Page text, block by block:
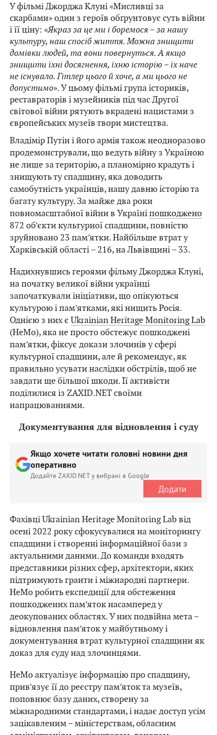
У фільмі Джорджа Клуні «Мисливці за
скарбами» один з героїв обґрунтовує суть війни
і її ціну: «Якраз за це ми і боремося – за нашу
культуру, наш спосіб життя. Можна знищити
домівки людей, та вони повернуться. А якщо
знищити їхні досягнення, їхню історію – їх наче
не існувало. Гітлер цього й хоче, а ми цього не
допустимо». У цьому фільмі група істориків,
реставраторів і музейників під час Другої
світової війни рятують вкрадені нацистами з
європейських музеїв твори мистецтва.
Владімір Путін і його армія також неодноразово
продемонстрували, що ведуть війну з Україною
не лише за територію, а планомірно крадуть і
знищують ту спадщину, яка доводить
самобутність українців, нашу давню історію та
багату культуру. За майже два роки
повномасштабної війни в Україніпошкоджено
872 об’єкти культурної спадщини, повністю
зруйновано 23 пам’ятки. Найбільше втрат у
Харківській області – 216, на Львівщині – 33.
Надихнувшись героями фільму Джорджа Клуні,
на початку великої війни українці
започаткували ініціативи, що опікуються
культурою і пам’ятками, які нищить Росія.
Однією з них є Ukrainian Heritage Monitoring Lab
(HeMo), яка не просто обстежує пошкоджені
пам’ятки, фіксує докази злочинів у сфері
культурної спадщини, але й рекомендує, як
правильно усувати наслідки обстрілів, щоб не
завдати ще більшої шкоди. Її активісти
поділилися із ZAXID.NET своїми
напрацюваннями.
Документування для відновлення і суду
Якщо хочете читати головні новини дня
оперативно
Додайте ZAXID.NET у вибрані в Google
Додати
Фахівці Ukrainian Heritage Monitoring Lab від
осені 2022 року сфокусувалися на моніторингу
спадщини і створенні інформаційної бази з
актуальними даними. До команди входять
представники різних сфер, архітектори, яких
підтримують гранти і міжнародні партнери.
HeMo робить експедиції для обстеження
пошкоджених пам’яток насамперед у
деокупованих областях. У них подвійна мета –
відновлення пам’яток у майбутньому і
документування втрат культурної спадщини як
доказ для суду над злочинцями.
HeMo актуалізує інформацію про спадщину,
прив’язує її до реєстру пам’яток та музеїв,
поповнює базу даних, створену за
міжнародними стандартами, і надає доступ усім
зацікавленим – міністерствам, обласним